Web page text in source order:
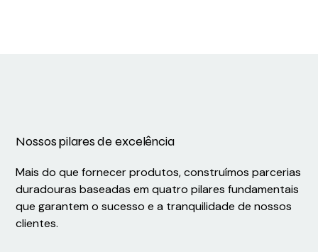
Nossos pilares de excelência
Mais do que fornecer produtos, construímos parcerias
duradouras baseadas em quatro pilares fundamentais
que garantem o sucesso e a tranquilidade de nossos
clientes.